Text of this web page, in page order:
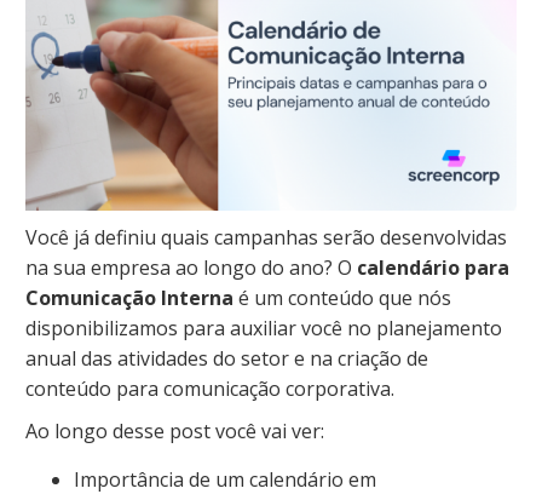
Você já definiu quais campanhas serão desenvolvidas
na sua empresa ao longo do ano? O calendário para
Comunicação Interna é um conteúdo que nós
disponibilizamos para auxiliar você no planejamento
anual das atividades do setor e na criação de
conteúdo para comunicação corporativa.
Ao longo desse post você vai ver:
Importância de um calendário em